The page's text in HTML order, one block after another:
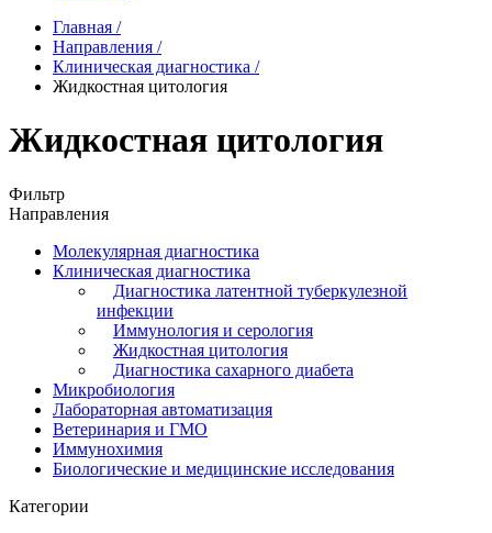
Главная /
Направления /
Клиническая диагностика /
Жидкостная цитология
Жидкостная цитология
Фильтр
Направления
Молекулярная диагностика
Клиническая диагностика
Диагностика латентной туберкулезной
инфекции
Иммунология и серология
Жидкостная цитология
Диагностика сахарного диабета
Микробиология
Лабораторная автоматизация
Ветеринария и ГМО
Иммунохимия
Биологические и медицинские исследования
Категории